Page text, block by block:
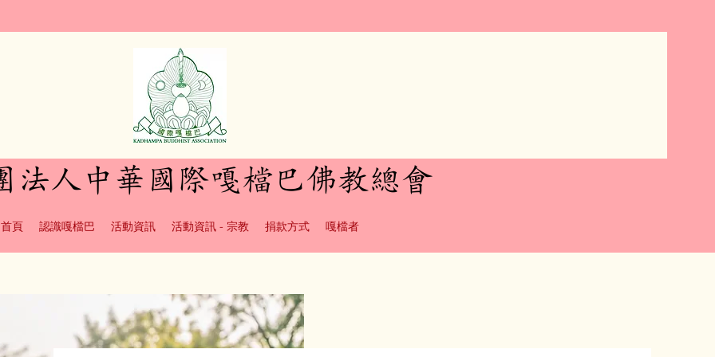
法人中華國際嘎檔巴佛教總會
首頁 認識嘎檔巴 活動資訊 活動資訊 - 宗教 捐款方式 嘎檔者